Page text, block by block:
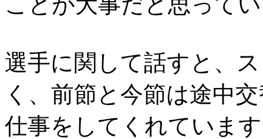
選手に関して話すと、
く、前節と今節は途中
仕事をしてくれていま